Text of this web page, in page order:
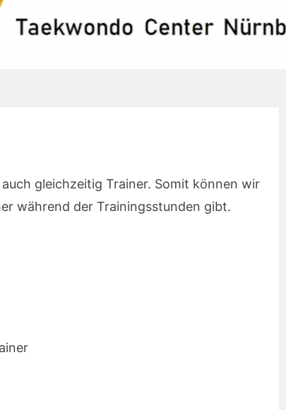
gleichzeitig Trainer. Somit können wir
während der Trainingsstunden gibt.